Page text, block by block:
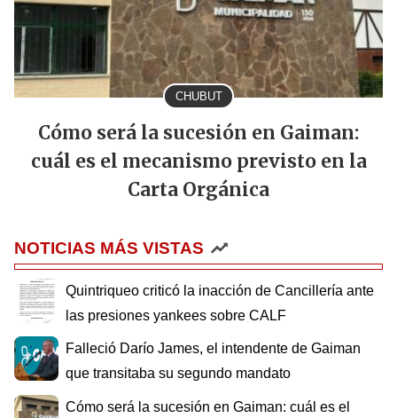
CHUBUT
Cómo será la sucesión en Gaiman:
cuál es el mecanismo previsto en la
Carta Orgánica
NOTICIAS MÁS VISTAS
Quintriqueo criticó la inacción de Cancillería ante
las presiones yankees sobre CALF
Falleció Darío James, el intendente de Gaiman
que transitaba su segundo mandato
Cómo será la sucesión en Gaiman: cuál es el